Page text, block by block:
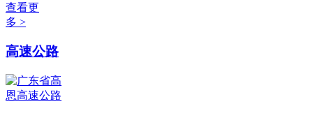
查看更
多 >
高速公路